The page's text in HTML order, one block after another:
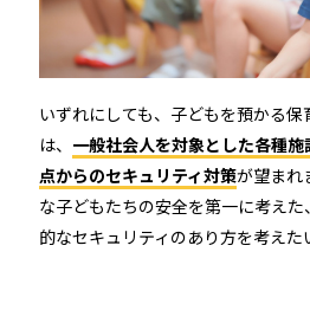
いずれにしても、子どもを預かる保
は、 一般社会人を対象とした各種
点からのセキュリティ対策が望まれ
な子どもたちの安全を第一に考え
的なセキュリティのあり方を考えた
TOBIRA
パートナー製品
SADIOT ROOM
公共施設
その他の業種
事例インタビュー
施工パートナー 一覧
北海道
東北
お知らせ セミナー
特定商取引法に
プライバシーポリシー
RemoteLOCKア